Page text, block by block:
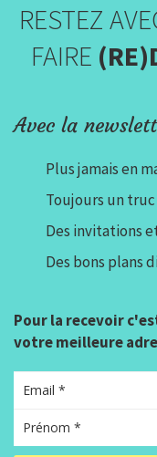
RESTEZ
FAIRE
Avec la
Plus jamais en
Toujours un
Des invitations
Des bons plans
Pour la recevoir
votre meilleure